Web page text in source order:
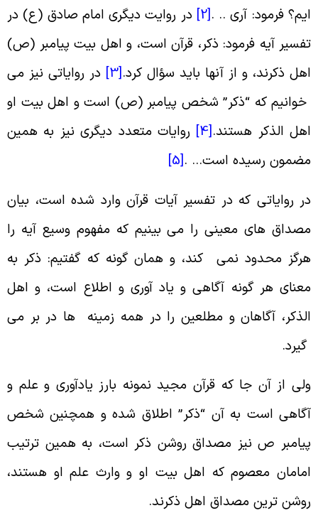
فرمود: آرى .. .
در روایت دیگرى امام صادق (ع) در
آیه فرمود: ذکر، قرآن است، و اهل بیت پیامبر (ص)
ذکرند، و از آنها باید سؤال کرد.[3]
در روایاتی نیز مى
که “ذکر” شخص پیامبر (ص) است و اهل بیت او
الذکر هستند.[4]
روایات متعدد دیگرى نیز به همین
رسیده است… .
روایاتى که در تفسیر آیات قرآن وارد شده است، بیان
هاى معینى را مى بینیم که مفهوم وسیع آیه را
محدود نمى کند، و همان گونه که گفتیم: ذکر به
هر گونه آگاهى و یاد آورى و اطلاع است، و اهل
آگاهان و مطلعین را در همه زمینه ها در بر مى
از آن جا که قرآن مجید نمونه بارز یادآورى و علم و
است به آن “ذکر” اطلاق شده و همچنین شخص
ص نیز مصداق روشن ذکر است، به همین ترتیب
معصوم که اهل بیت او و وارث علم او هستند،
ترین مصداق اهل ذکرند.